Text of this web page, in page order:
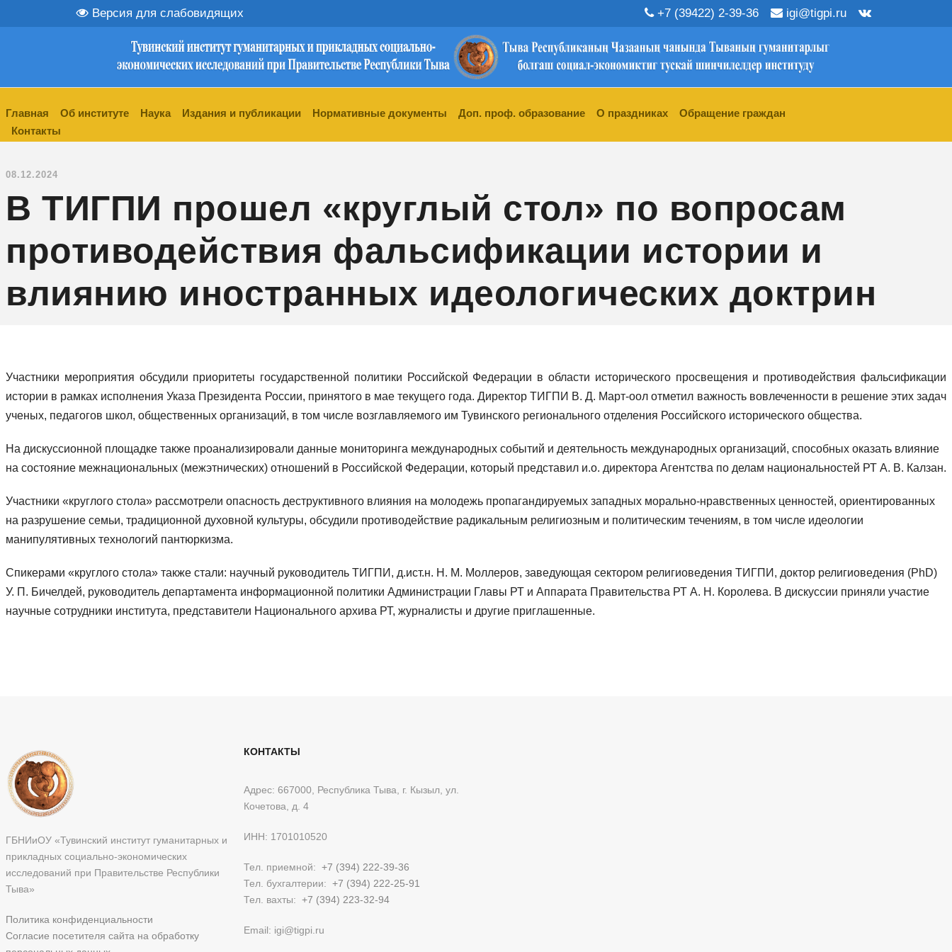
Версия для слабовидящих +7 (39422) 2-39-36 igi@tigpi.ru
Главная Об институте Наука Издания и публикации Нормативные документы Доп. проф. образование О праздниках
Обращение граждан
Контакты
08.12.2024
В ТИГПИ прошел «круглый стол» по вопросам
противодействия фальсификации истории и
влиянию иностранных идеологических доктрин
Участники мероприятия обсудили приоритеты государственной политики Российской Федерации в области исторического просвещения и противодействия фальсификации
истории в рамках исполнения Указа Президента России, принятого в мае текущего года. Директор ТИГПИ В. Д. Март-оол отметил важность вовлеченности в решение этих задач
ученых, педагогов школ, общественных организаций, в том числе возглавляемого им Тувинского регионального отделения Российского исторического общества.
На дискуссионной площадке также проанализировали данные мониторинга международных событий и деятельность международных организаций, способных оказать влияние
на состояние межнациональных (межэтнических) отношений в Российской Федерации, который представил и.о. директора Агентства по делам национальностей РТ А. В. Калзан.
Участники «круглого стола» рассмотрели опасность деструктивного влияния на молодежь пропагандируемых западных морально-нравственных ценностей, ориентированных
на разрушение семьи, традиционной духовной культуры, обсудили противодействие радикальным религиозным и политическим течениям, в том числе идеологии
манипулятивных технологий пантюркизма.
Спикерами «круглого стола» также стали: научный руководитель ТИГПИ, д.ист.н. Н. М. Моллеров, заведующая сектором религиоведения ТИГПИ, доктор религиоведения (PhD)
У. П. Бичелдей, руководитель департамента информационной политики Администрации Главы РТ и Аппарата Правительства РТ А. Н. Королева. В дискуссии приняли участие
научные сотрудники института, представители Национального архива РТ, журналисты и другие приглашенные.
ГБНИиОУ «Тувинский институт гуманитарных и
прикладных социально-экономических
исследований при Правительстве Республики
Тыва»
Политика конфиденциальности
Согласие посетителя сайта на обработку
КОНТАКТЫ
Адрес: 667000, Республика Тыва, г. Кызыл, ул.
Кочетова, д. 4
ИНН: 1701010520
Тел. приемной: +7 (394) 222-39-36
Тел. бухгалтерии: +7 (394) 222-25-91
Тел. вахты: +7 (394) 223-32-94
Email: igi@tigpi.ru